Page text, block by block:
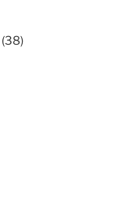
(38)